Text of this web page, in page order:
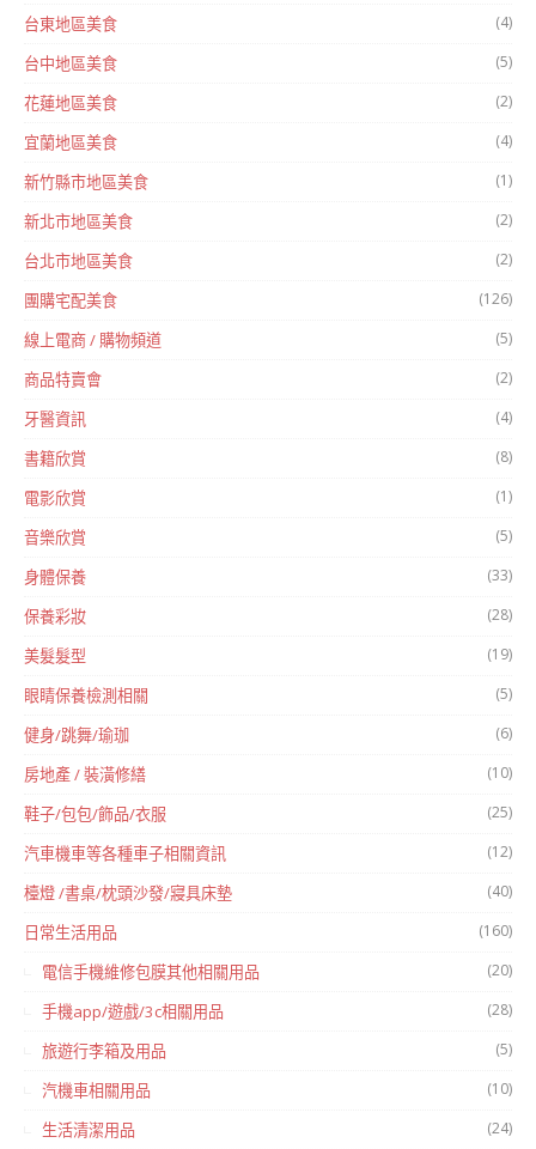
台東地區美食 (4)
台中地區美食 (5)
花蓮地區美食 (2)
宜蘭地區美食 (4)
新竹縣市地區美食 (1)
新北市地區美食 (2)
台北市地區美食 (2)
團購宅配美食 (126)
線上電商 / 購物頻道 (5)
商品特賣會 (2)
牙醫資訊 (4)
書籍欣賞 (8)
電影欣賞 (1)
音樂欣賞 (5)
身體保養 (33)
保養彩妝 (28)
美髮髮型 (19)
眼睛保養檢測相關 (5)
健身/跳舞/瑜珈 (6)
房地產 / 裝潢修繕 (10)
鞋子/包包/飾品/衣服 (25)
汽車機車等各種車子相關資訊 (12)
檯燈 /書桌/枕頭沙發/寢具床墊 (40)
日常生活用品 (160)
電信手機維修包膜其他相關用品 (20)
手機app/遊戲/3c相關用品 (28)
旅遊行李箱及用品 (5)
汽機車相關用品 (10)
生活清潔用品 (24)